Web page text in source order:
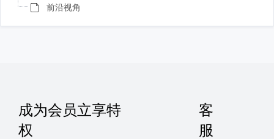
前沿视角
成为会员立享特
权
客
服